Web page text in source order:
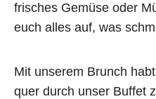
frisches Gemüse oder
euch alles auf, was
Mit unserem Brunch
quer durch unser Buffet